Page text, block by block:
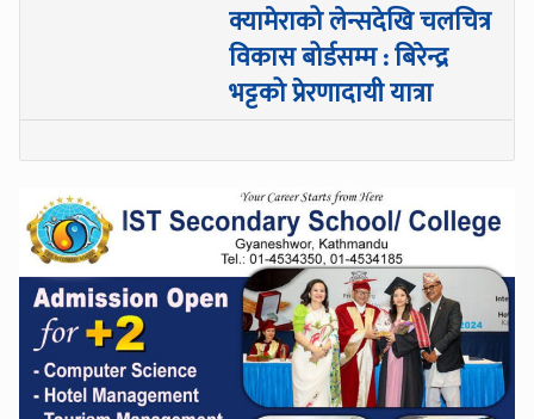
क्यामेराको लेन्सदेखि चलचित्र
विकास बोर्डसम्म : बिरेन्द्र
भट्टको प्रेरणादायी यात्रा